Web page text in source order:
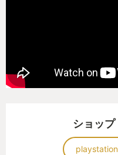
ショッ